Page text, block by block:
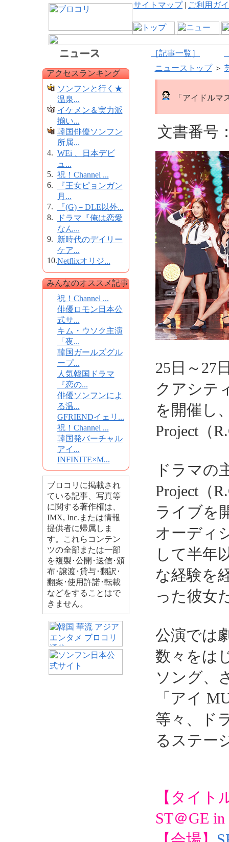
サイトマップ| ご利用ガ
［記事一覧］
アクセスランキング
ソンフンと行く★
温泉...
イケメン＆実力派
揃い...
韓国俳優ソンフン
所属...
4. WEi 、日本デビ
ュ...
5. 祝！Channel ...
6.
『王女ピョンガン
月...
7.
『(G)－DLE以外...
8.
ドラマ『俺は恋愛
なん...
9. 新時代のデイリー
ケア...
10.Netflixオリジ...
みんなのオススメ記事
祝！Channel ...
俳優ロモン日本公
式サ...
キム・ウソク主演
「夜...
韓国ガールズグル
ープ...
人気韓国ドラマ
『恋の...
俳優ソンフンによ
る温...
GFRIENDイェリ...
祝！Channel ...
韓国発バーチャル
アイ...
INFINITE×M...
ブロコリに掲載され
ている記事、写真等
に関する著作権は、
IMX, Inc.または情報
提供者に帰属しま
す。これらコンテン
ツの全部または一部
を複製･公開･送信･頒
布･譲渡･貸与･翻訳･
翻案･使用許諾･転載
などをすることはで
きません。
ニューストップ＞
「アイドルマ
文書番号
25日～27
クアシテ
を開催し
Project（
ドラマの
Project（
ライブを
オーディ
して半年
な経験を
った彼女
公演では
数々をは
ソング、
「アイ
等々、ド
るステー
【タイト
ST＠GE in